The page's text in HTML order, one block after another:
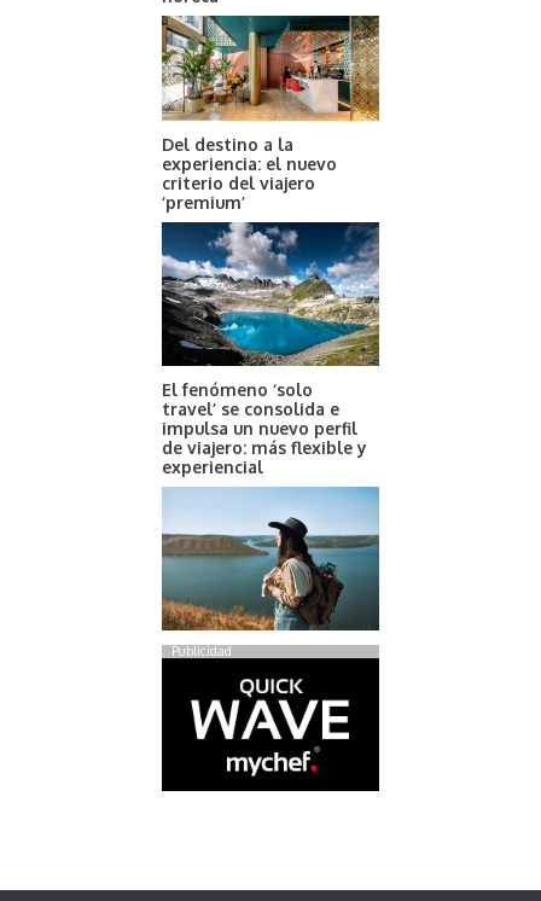
Del destino a la
experiencia: el nuevo
criterio del viajero
‘premium’
El fenómeno ‘solo
travel’ se consolida e
impulsa un nuevo perfil
de viajero: más flexible y
experiencial
Publicidad